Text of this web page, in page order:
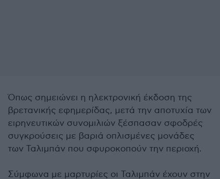
Όπως σημειώνει η ηλεκτρονική έκδοση της
βρετανικής εφημερίδας, μετά την αποτυχία των
ειρηνευτικών συνομιλιών ξέσπασαν σφοδρές
συγκρούσεις με βαριά οπλισμένες μονάδες
των Ταλιμπάν που σφυροκοπούν την περιοχή.
Σύμφωνα με μαρτυρίες οι Ταλιμπάν έχουν στην